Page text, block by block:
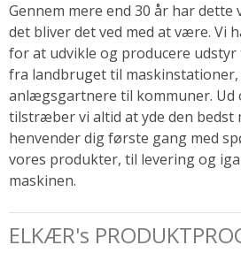
Gennem mere end 30 år har
det bliver det ved med at være. Vi
for at udvikle og producere
fra landbruget til
anlægsgartnere til kommuner. Ud
tilstræber vi altid at yde den bedst
henvender dig første gang med
vores produkter, til levering og
maskinen.
ELKÆR's